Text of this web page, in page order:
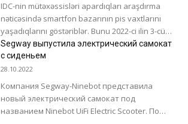
IDC-nin mütəxəssisləri apardıqları araşdırma
nəticəsində smartfon bazarının pis vaxtlarını
yaşadıqlarını göstəriblər. Bunu 2022-ci ilin 3-cü
rübündə smartfon tədarükündən görmək olar.
Belə ki, bu dövr ərzində...
Segway выпустила электрический самокат
с сиденьем
28.10.2022
Компания Segway-Ninebot представила
новый электрический самокат под
названием Ninebot UiFi Electric Scooter. По